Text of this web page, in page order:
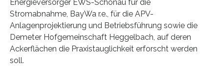
Energieversorger EWS-Schönau für die
Stromabnahme, BayWa r.e., für die APV-
Anlagenprojektierung und Betriebsführung sowie die
Demeter Hofgemeinschaft Heggelbach, auf deren
Ackerflächen die Praxistauglichkeit erforscht werden
soll.